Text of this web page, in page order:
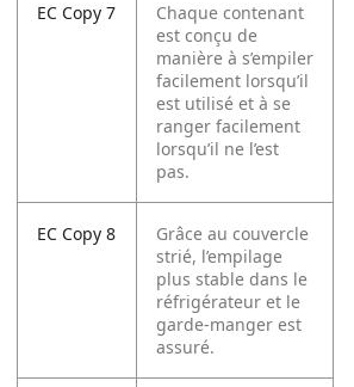
EC Copy 7
Chaque contenant
est conçu de
manière à s’empiler
facilement lorsqu’il
est utilisé et à se
ranger facilement
lorsqu’il ne l’est
pas.
EC Copy 8
Grâce au couvercle
strié, l’empilage
plus stable dans le
réfrigérateur et le
garde-manger est
assuré.